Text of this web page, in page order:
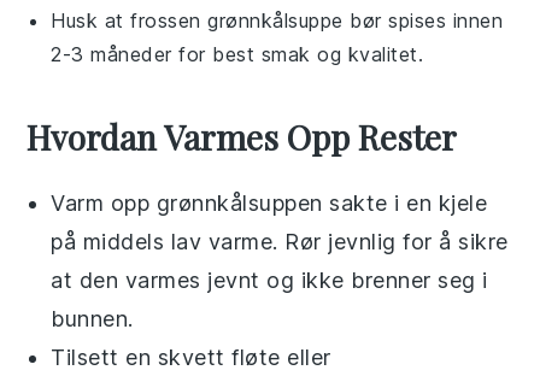
Husk at frossengrønnkålsuppe bør spises innen
2-3 måneder for best smak og kvalitet.
Hvordan Varmes Opp Rester
Varm opp grønnkålsuppen sakte i en kjele
på middels lav varme. Rør jevnlig for å sikre
at den varmes jevnt og ikke brenner seg i
bunnen.
Tilsett en skvettfløte eller